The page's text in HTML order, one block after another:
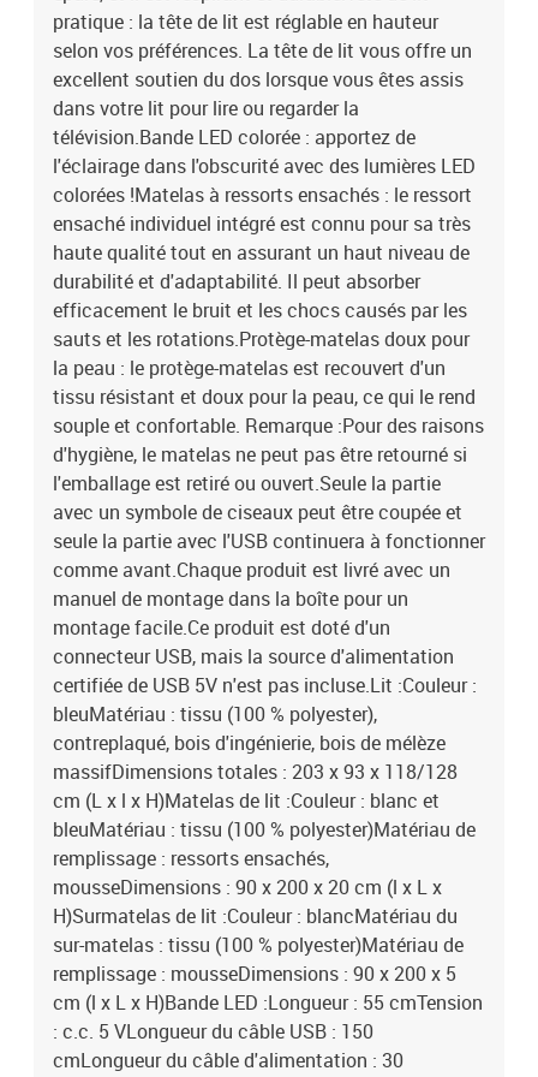
pratique : la tête de lit est réglable en hauteur
selon vos préférences. La tête de lit vous offre un
excellent soutien du dos lorsque vous êtes assis
dans votre lit pour lire ou regarder la
télévision.Bande LED colorée : apportez de
l'éclairage dans l'obscurité avec des lumières LED
colorées !Matelas à ressorts ensachés : le ressort
ensaché individuel intégré est connu pour sa très
haute qualité tout en assurant un haut niveau de
durabilité et d'adaptabilité. Il peut absorber
efficacement le bruit et les chocs causés par les
sauts et les rotations.Protège-matelas doux pour
la peau : le protège-matelas est recouvert d'un
tissu résistant et doux pour la peau, ce qui le rend
souple et confortable. Remarque :Pour des raisons
d'hygiène, le matelas ne peut pas être retourné si
l'emballage est retiré ou ouvert.Seule la partie
avec un symbole de ciseaux peut être coupée et
seule la partie avec l'USB continuera à fonctionner
comme avant.Chaque produit est livré avec un
manuel de montage dans la boîte pour un
montage facile.Ce produit est doté d'un
connecteur USB, mais la source d'alimentation
certifiée de USB 5V n'est pas incluse.Lit :Couleur :
bleuMatériau : tissu (100 % polyester),
contreplaqué, bois d'ingénierie, bois de mélèze
massifDimensions totales : 203 x 93 x 118/128
cm (L x l x H)Matelas de lit :Couleur : blanc et
bleuMatériau : tissu (100 % polyester)Matériau de
remplissage : ressorts ensachés,
mousseDimensions : 90 x 200 x 20 cm (l x L x
H)Surmatelas de lit :Couleur : blancMatériau du
sur-matelas : tissu (100 % polyester)Matériau de
remplissage : mousseDimensions : 90 x 200 x 5
cm (l x L x H)Bande LED :Longueur : 55 cmTension
: c.c. 5 VLongueur du câble USB : 150
cmLongueur du câble d'alimentation : 30